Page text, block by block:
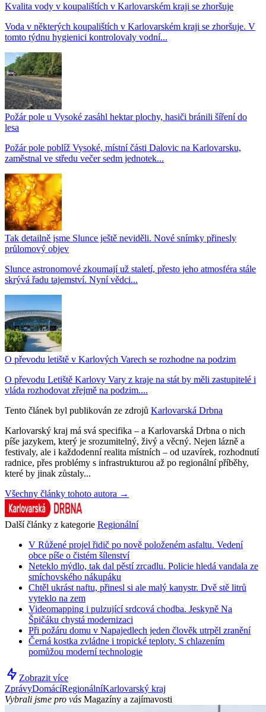
Kvalita vody v koupalištích v Karlovarském kraji se zhoršuje
Voda v některých koupalištích v Karlovarském kraji se zhoršuje. V
tomto týdnu hygienici kontrolovaly vodní...
Požár pole u Vysoké zasáhl hektar plochy, hasiči bránili šíření do
lesa
Požár pole poblíž Vysoké, místní části Dalovic na Karlovarsku,
zaměstnal ve středu večer sedm jednotek...
Tak detailně jsme Slunce ještě neviděli. Nové snímky přinesly
průlomový objev
Slunce astronomové zkoumají už staletí, přesto jeho atmosféra stále
skrývá řadu tajemství. Nyní vědci...
O převodu letiště v Karlových Varech se rozhodne na podzim
O převodu Letiště Karlovy Vary z kraje na stát by měli zastupitelé i
vláda rozhodovat zřejmě na podzim....
Tento článek byl publikován ze zdrojů Karlovarská Drbna
Karlovarský kraj má svá specifika – a Karlovarská Drbna o nich
píše jazykem, který je srozumitelný, živý a věcný. Nejen lázně a
festivaly, ale i každodenní realita místních – od uzavírek, rozhodnutí
radnice, přes problémy s infrastrukturou až po regionální příběhy,
které by jinak zůstaly...
Všechny články tohoto autora →
Další články z kategorie Regionální
V Růžené projel řidič po nově položeném asfaltu. Vedení
obce píše o čistém šílenství
Neteklo mýdlo, tak dal pěstí zrcadlu. Policie hledá vandala ze
smíchovského nákupáku
Chtěl ukrást naftu, přinesl si ale malý kanystr. Dvě stě litrů
vyteklo na zem
Videomapping i pulzující srdcová chodba. Jeskyně Na
Špičáku chystá modernizaci
Při požáru domu v Napajedlech jeden člověk utrpěl zranění
Černá kostka zvládne i tropické teploty. S chlazením
pomůžou moderní technologie
Zobrazit více
ZprávyDomácíRegionálníKarlovarský kraj
Vybrali jsme pro vás Magazíny a zajímavosti